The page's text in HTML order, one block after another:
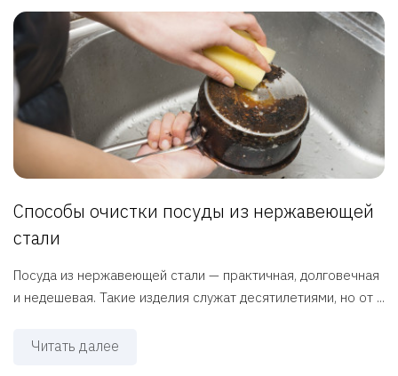
Способы очистки посуды из нержавеющей
стали
Посуда из нержавеющей стали — практичная, долговечная
и недешевая. Такие изделия служат десятилетиями, но от ...
Читать далее